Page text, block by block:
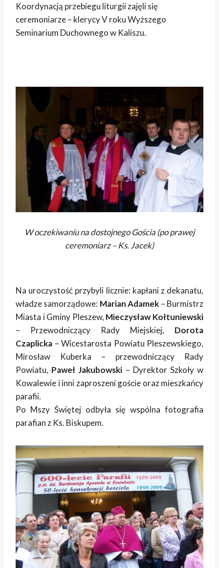
Koordynacją przebiegu liturgii zajęli się
ceremoniarze – klerycy V roku Wyższego
Seminarium Duchownego w Kaliszu.
W oczekiwaniu na dostojnego Gościa (po prawej
ceremoniarz – Ks. Jacek)
Na uroczystość przybyli licznie: kapłani z dekanatu,
władze samorządowe: Marian Adamek – Burmistrz
Miasta i Gminy Pleszew, Mieczysław Kołtuniewski
– Przewodniczący Rady Miejskiej, Dorota
Czaplicka – Wicestarosta Powiatu Pleszewskiego,
Mirosław Kuberka – przewodniczący Rady
Powiatu, Paweł Jakubowski – Dyrektor Szkoły w
Kowalewie i inni zaproszeni goście oraz mieszkańcy
parafii.
Po Mszy Świętej odbyła się wspólna fotografia
parafian z Ks. Biskupem.